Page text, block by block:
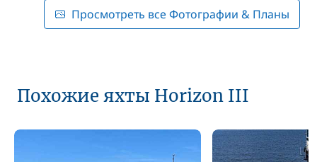
Просмотреть все Фотографии & Планы
Похожие яхты Horizon III